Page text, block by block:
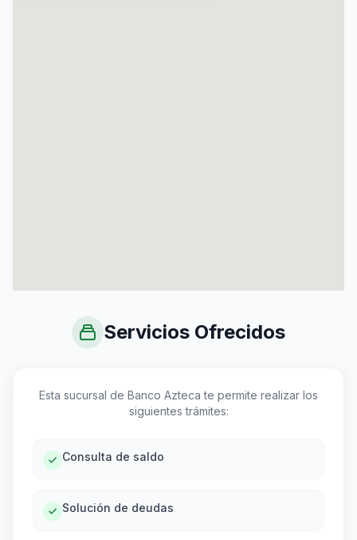
Servicios Ofrecidos
Esta sucursal de Banco Azteca te permite realizar los
siguientes trámites:
Consulta de saldo
Solución de deudas